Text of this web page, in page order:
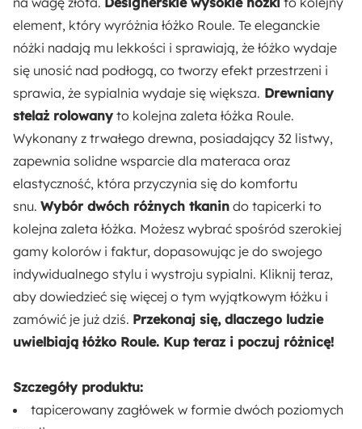
Wyprodukowano w Polsce
Wysokość:
96 cm
Wysokość nóżek:
15 cm
Wysokość zagłowia:
96 cm
Maksymalne obciążenie:
250 kg
Liczba listew:
32
Liczba miejsc:
2
element, który wyróżnia łóżko Roule. Te eleganckie
nóżki nadają mu lekkości i sprawiają, że łóżko wydaje
się unosić nad podłogą, co tworzy efekt przestrzeni i
sprawia, że sypialnia wydaje się większa. Drewniany
stelaż rolowany to kolejna zaleta łóżka Roule.
Wykonany z trwałego drewna, posiadający 32 listwy,
zapewnia solidne wsparcie dla materaca oraz
elastyczność, która przyczynia się do komfortu
snu. Wybór dwóch różnych tkanin do tapicerki to
kolejna zaleta łóżka. Możesz wybrać spośród szerokiej
gamy kolorów i faktur, dopasowując je do swojego
indywidualnego stylu i wystroju sypialni. Kliknij teraz,
aby dowiedzieć się więcej o tym wyjątkowym łóżku i
zamówić je już dziś. Przekonaj się, dlaczego ludzie
uwielbiają łóżko Roule. Kup teraz i poczuj różnicę!
Szczegóły produktu:
tapicerowany zagłówek w formie dwóch poziomych